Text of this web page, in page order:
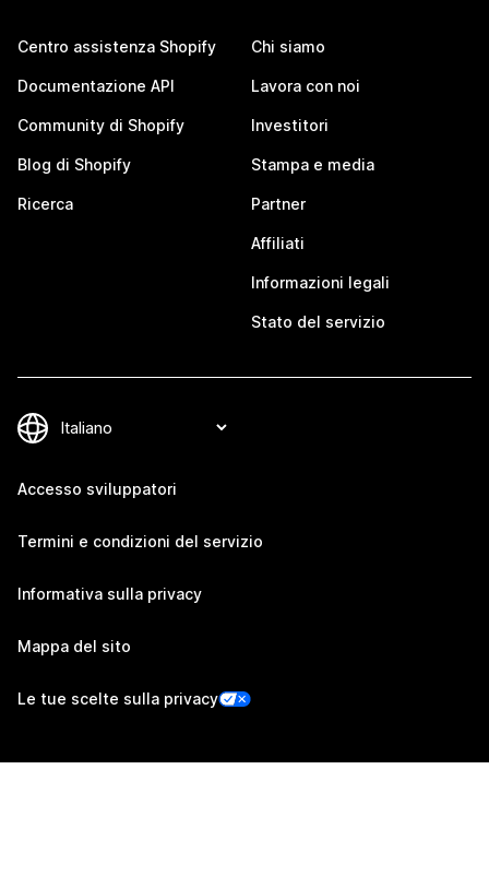
Centro assistenza Shopify
Documentazione API
Community di Shopify
Blog di Shopify
Ricerca
Chi siamo
Lavora con noi
Investitori
Stampa e media
Partner
Affiliati
Informazioni legali
Stato del servizio
Accesso sviluppatori
Termini e condizioni del servizio
Informativa sulla privacy
Mappa del sito
Le tue scelte sulla privacy